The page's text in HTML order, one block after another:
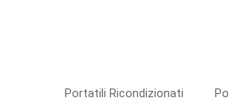
Portatili Ricondizionati